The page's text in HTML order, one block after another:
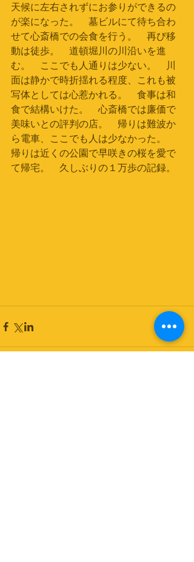
天候に左右されずにお参りができるの
が楽になった。　墓ビルにて待ち合わ
せて心斎橋での会食を行う。　再び移
動は徒歩。　道頓堀川の川沿いを進
む。　ここでも人通りは少ない。　川
面は静かで時折揺れる程度、これも被
写体としては心惹かれる。　食事は和
食で結構いけた。　心斎橋では廉価で
美味いとの評判の店。　帰りは難波か
ら電車、ここでも人は少なかった。
帰りは近くの公園で早咲きの桜を愛で
て帰宅。　久しぶりの１万歩の記録。